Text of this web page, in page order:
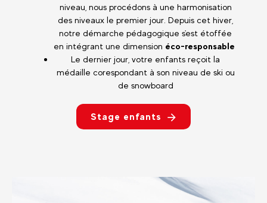
niveau, nous procédons à une harmonisation
des niveaux le premier jour. Depuis cet hiver,
notre démarche pédagogique s'est étoffée
en intégrant une dimension éco-responsable
Le dernier jour, votre enfants reçoit la
médaille corespondant à son niveau de ski ou
de snowboard
Stage enfants